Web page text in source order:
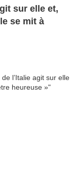
sur elle et,
se mit à